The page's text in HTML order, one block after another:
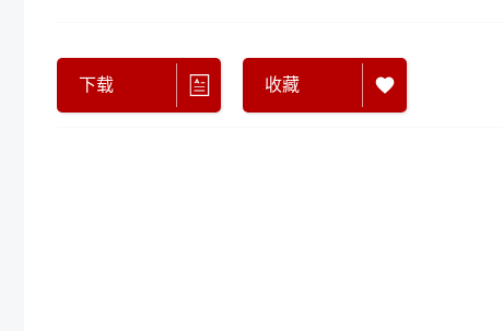
下载 收藏